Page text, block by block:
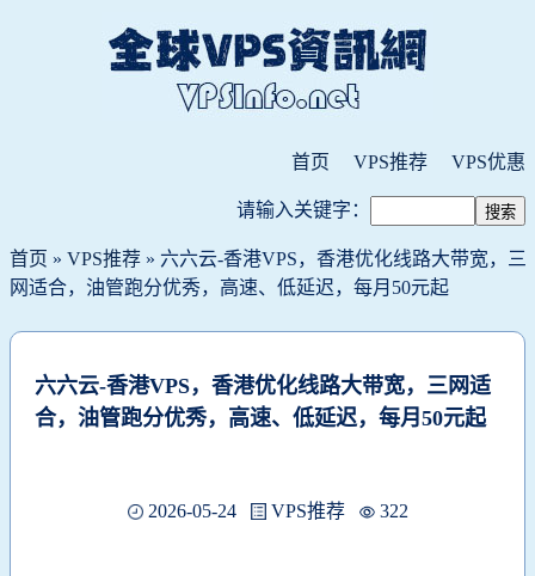
首页 VPS推荐 VPS优惠
请输入关键字：
首页 » VPS推荐 » 六六云-香港VPS，香港优化线路大带宽，三
网适合，油管跑分优秀，高速、低延迟，每月50元起
六六云-香港VPS，香港优化线路大带宽，三网适
合，油管跑分优秀，高速、低延迟，每月50元起
2026-05-24 VPS推荐 322